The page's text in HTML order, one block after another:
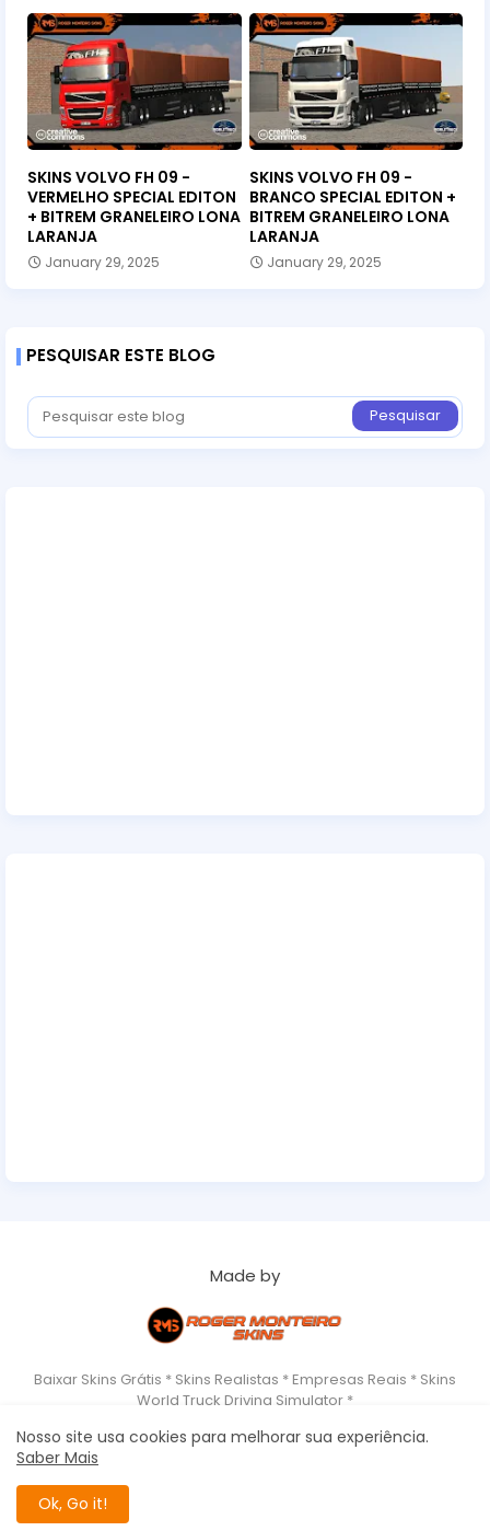
SKINS VOLVO FH 09 -
VERMELHO SPECIAL EDITON
+ BITREM GRANELEIRO LONA
LARANJA
January 29, 2025
SKINS VOLVO FH 09 -
BRANCO SPECIAL EDITON +
BITREM GRANELEIRO LONA
LARANJA
January 29, 2025
PESQUISAR ESTE BLOG
Made by
Baixar Skins Grátis * Skins Realistas * Empresas Reais * Skins
World Truck Driving Simulator *
Home
Roger Monteiro Skins - World Truck Driving Simulator All Right
Nosso site usa cookies para melhorar sua experiência.
Saber Mais
Ok, Go it!